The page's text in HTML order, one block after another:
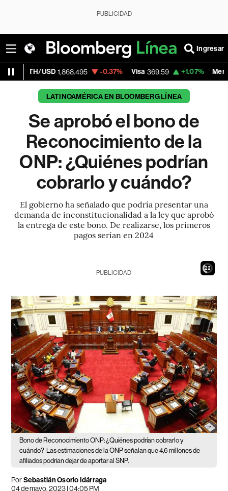
PUBLICIDAD
Ingresar
1,868.495 -0.37% Visa 369.59 +1.07% MercadoLibre
LATINOAMÉRICA EN BLOOMBERG LÍNEA
Se aprobó el bono de
Reconocimiento de la
ONP: ¿Quiénes podrían
cobrarlo y cuándo?
El gobierno ha señalado que podría presentar una
demanda de inconstitucionalidad a la ley que aprobó
la entrega de este bono. De realizarse, los primeros
pagos serían en 2024
20
PUBLICIDAD
Bono de Reconocimiento ONP: ¿Quiénes podrían cobrarlo y
cuándo?
Las estimaciones de la ONP señalan que 4,6 millones de
afiliados podrían dejar de aportar al SNP.
PorSebastián Osorio Idárraga
04 de mayo, 2023 | 04:05 PM